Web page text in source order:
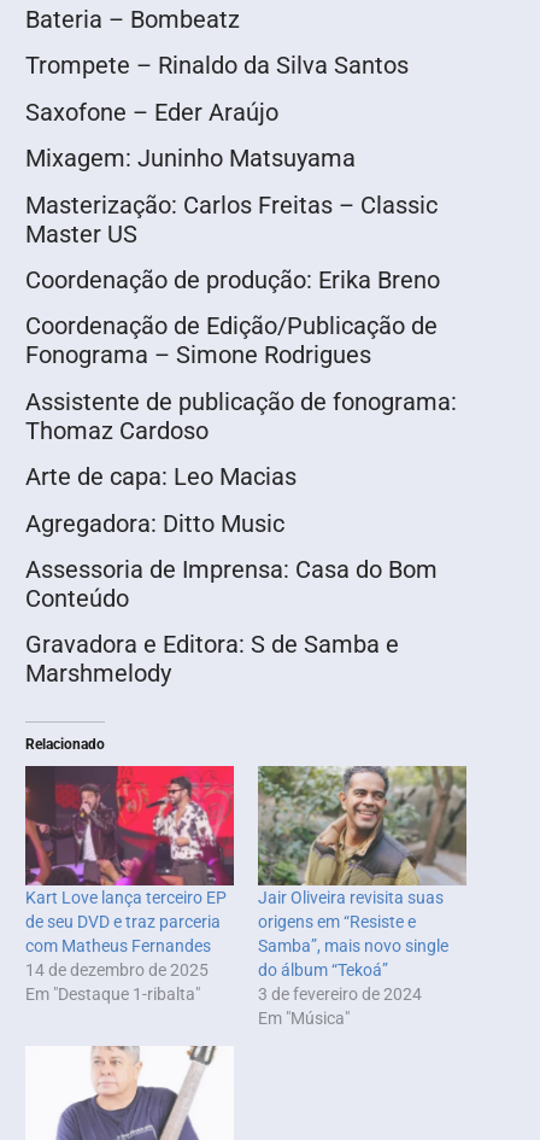
Bateria – Bombeatz
Trompete – Rinaldo da Silva Santos
Saxofone – Eder Araújo
Mixagem: Juninho Matsuyama
Masterização: Carlos Freitas – Classic
Master US
Coordenação de produção: Erika Breno
Coordenação de Edição/Publicação de
Fonograma – Simone Rodrigues
Assistente de publicação de fonograma:
Thomaz Cardoso
Arte de capa: Leo Macias
Agregadora: Ditto Music
Assessoria de Imprensa: Casa do Bom
Conteúdo
Gravadora e Editora: S de Samba e
Marshmelody
Relacionado
Kart Love lança terceiro EP
de seu DVD e traz parceria
com Matheus Fernandes
14 de dezembro de 2025
Em "Destaque 1-ribalta"
Jair Oliveira revisita suas
origens em “Resiste e
Samba”, mais novo single
do álbum “Tekoá”
3 de fevereiro de 2024
Em "Música"